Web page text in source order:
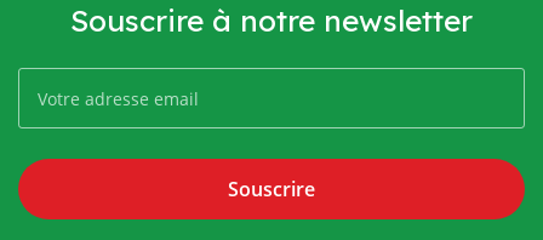
Souscrire à notre newsletter
Souscrire